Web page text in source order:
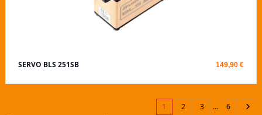
SERVO BLS 251SB 149,90 €
1 2 3 … 6